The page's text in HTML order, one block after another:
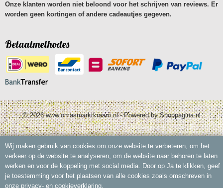
Onze klanten worden niet beloond voor het schrijven van reviews. Er
worden geen kortingen of andere cadeautjes gegeven.
Betaalmethodes
© 2026 www.omasmarktkraam.nl - Powered by Shoppagina.nl
Wij maken gebruik van cookies om onze website te verbeteren, om het
verkeer op de website te analyseren, om de website naar behoren te laten
werken en voor de koppeling met social media. Door op Ja te klikken, geef
je toestemming voor het plaatsen van alle cookies zoals omschreven in
onze privacy- en cookieverklaring.